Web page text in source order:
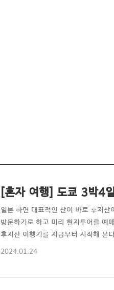
[혼자 여행] 도쿄 3박4
일본 하면 대표적인 산이 바로 후지
방문하기로 하고 미리 현지투어를 예
후지산 여행기를 지금부터 시작해 본
다. 그만큼 사람들이 많이 찾기도 하
2024.01.24